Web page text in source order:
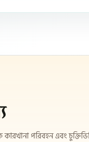
পরিবহন এবং